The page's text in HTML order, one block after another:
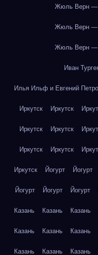
Жюль Верн —
Жюль Верн —
Жюль Верн —
Иван
Илья Ильф и Евгений
Иркутск Иркутск
Иркутск Иркутск
Иркутск Иркутск
Иркутск Йогурт Йогурт
Йогурт Йогурт Йогурт
Казань Казань Казань
Казань Казань Казань
Казань Казань Казань